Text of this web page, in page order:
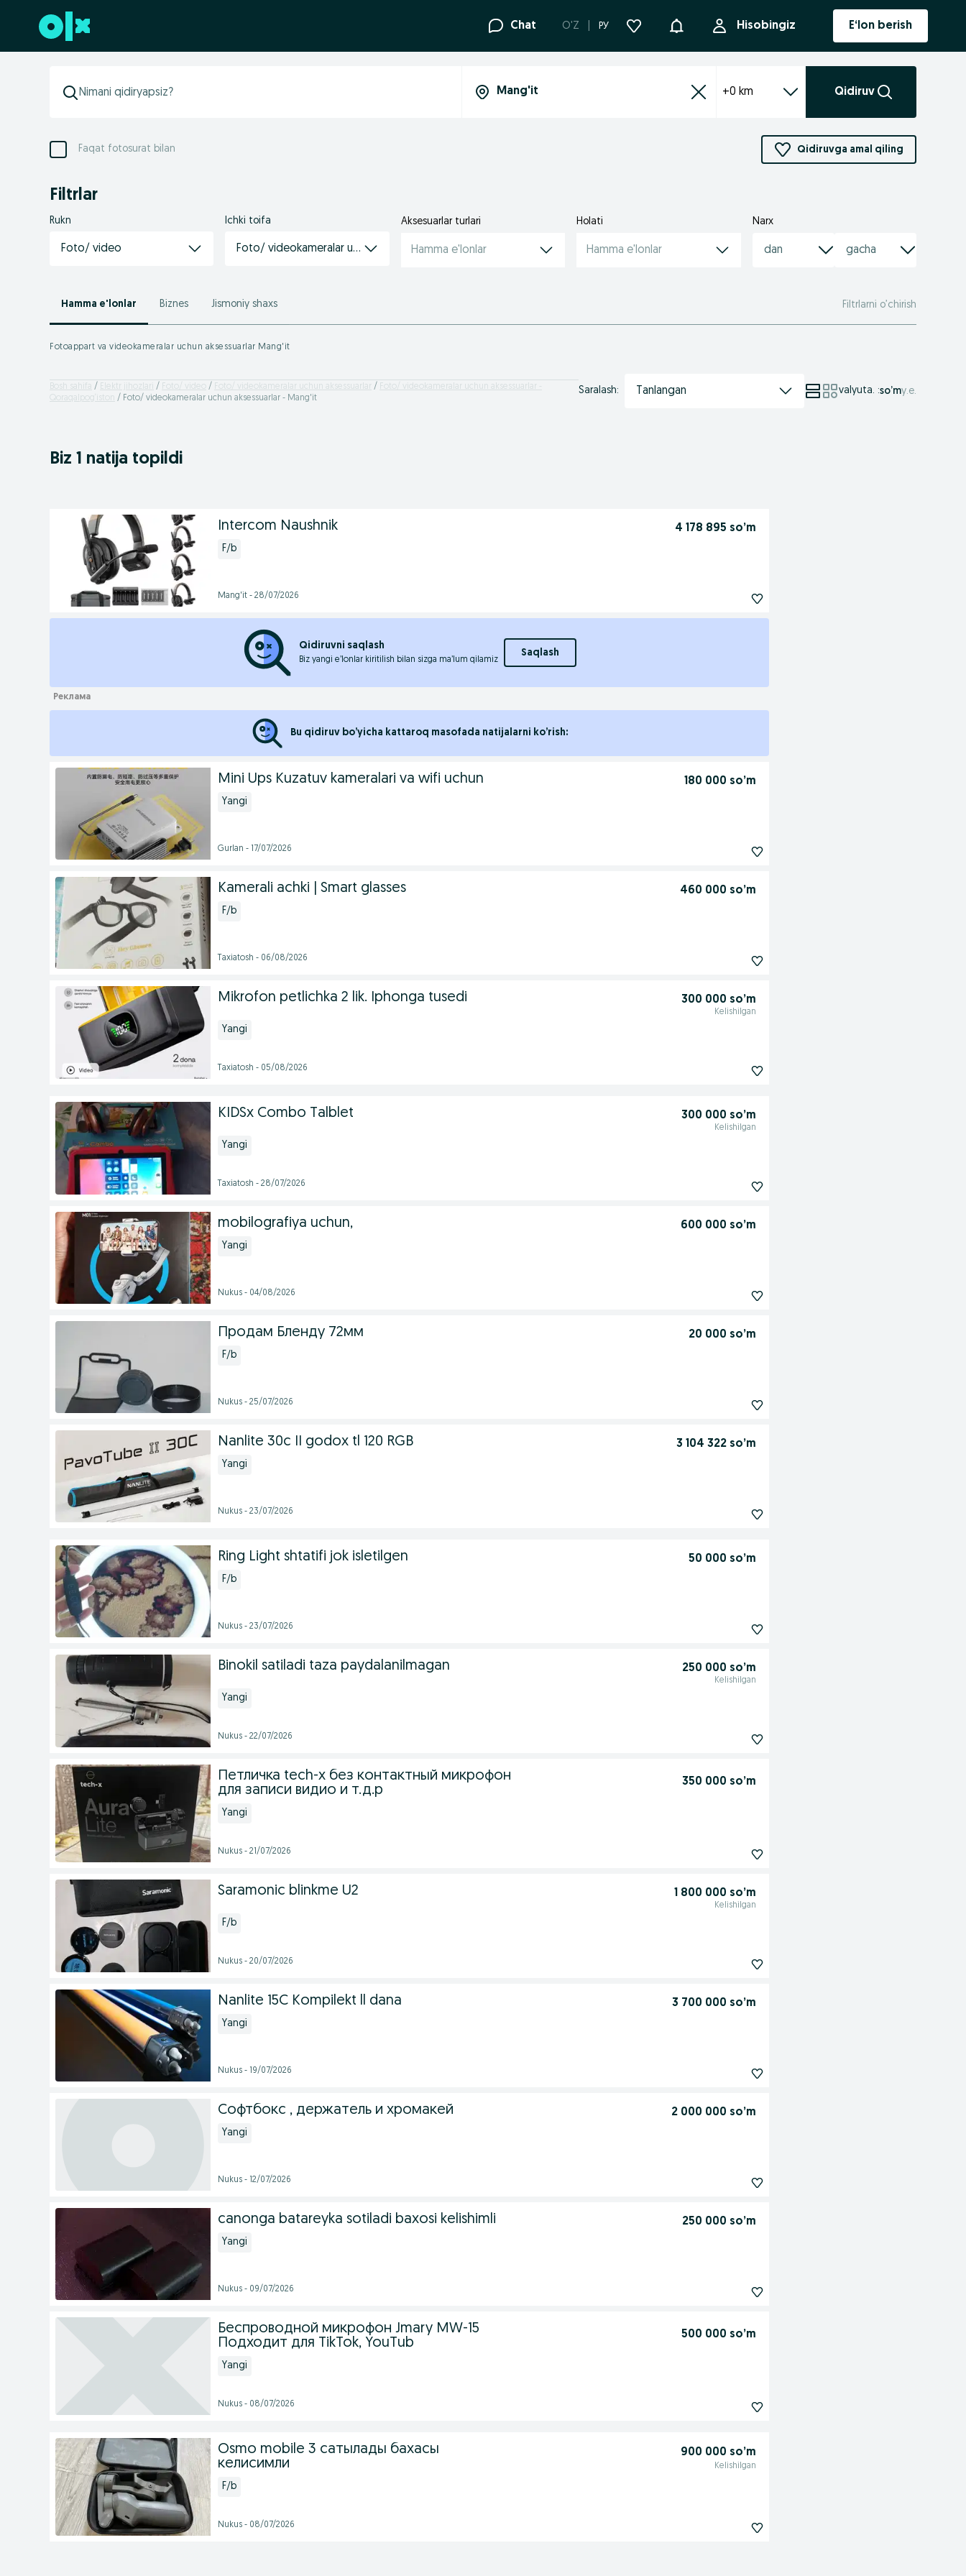
Futerga oʻtish Chat O'Z РУ Bildirishnoma Hisobingiz E‘lon berish
+0 km Qidiruv
Faqat fotosurat bilan Qidiruvga amal qiling
Filtrlar
Rukn
Foto/ video
Ichki toifa
Foto/ videokameralar uchun aksessuarlar
Aksesuarlar turlari
Hamma e'lonlar
Holati
Hamma e'lonlar
Narx
Hamma e'lonlar Biznes Jismoniy shaxs Filtrlarni o’chirish
Fotoappart va videokameralar uchun aksessuarlar Mang'it
Bosh sahifa Elektr jihozlari Foto/ video Foto/ videokameralar uchun aksessuarlar
Foto/ videokameralar uchun aksessuarlar -
Qoraqalpog‘iston
Foto/ videokameralar uchun aksessuarlar - Mang'it
Saralash: Tanlangan valyuta. :so’mу.е.
Biz 1 natija topildi
Intercom Naushnik 4 178 895 so’m
F/b
Mang'it - 28/07/2026
Qidiruvni saqlash
Biz yangi e’lonlar kiritilish bilan sizga ma’lum qilamiz
Saqlash
Bu qidiruv bo’yicha kattaroq masofada natijalarni ko’rish:
Mini Ups Kuzatuv kameralari va wifi uchun 180 000 so’m
Yangi
Gurlan - 17/07/2026
Kamerali achki | Smart glasses 460 000 so’m
F/b
Taxiatosh - 06/08/2026
Mikrofon petlichka 2 lik. Iphonga tusedi 300 000 so’m
Kelishilgan
Yangi
Taxiatosh - 05/08/2026
KIDSx Combo Talblet 300 000 so’m
Kelishilgan
Yangi
Taxiatosh - 28/07/2026
mobilografiya uchun, 600 000 so’m
Yangi
Nukus - 04/08/2026
Продам Бленду 72мм 20 000 so’m
F/b
Nukus - 25/07/2026
Nanlite 30c II godox tl 120 RGB 3 104 322 so’m
Yangi
Nukus - 23/07/2026
Ring Light shtatifi jok isletilgen 50 000 so’m
F/b
Nukus - 23/07/2026
Binokil satiladi taza paydalanilmagan 250 000 so’m
Kelishilgan
Yangi
Nukus - 22/07/2026
Петличка tech-x без контактный микрофон
для записи видио и т.д.р
350 000 so’m
Yangi
Nukus - 21/07/2026
Saramonic blinkme U2 1 800 000 so’m
Kelishilgan
F/b
Nukus - 20/07/2026
Nanlite 15C Kompilekt ll dana 3 700 000 so’m
Yangi
Nukus - 19/07/2026
Софтбокс , держатель и хромакей 2 000 000 so’m
Yangi
Nukus - 12/07/2026
canonga batareyka sotiladi baxosi kelishimli 250 000 so’m
Yangi
Nukus - 09/07/2026
Беспроводной микрофон Jmary MW-15
Подходит для TikTok, YouTub
500 000 so’m
Yangi
Nukus - 08/07/2026
Osmo mobile 3 сатылады бахасы
келисимли
900 000 so’m
Kelishilgan
F/b
Nukus - 08/07/2026